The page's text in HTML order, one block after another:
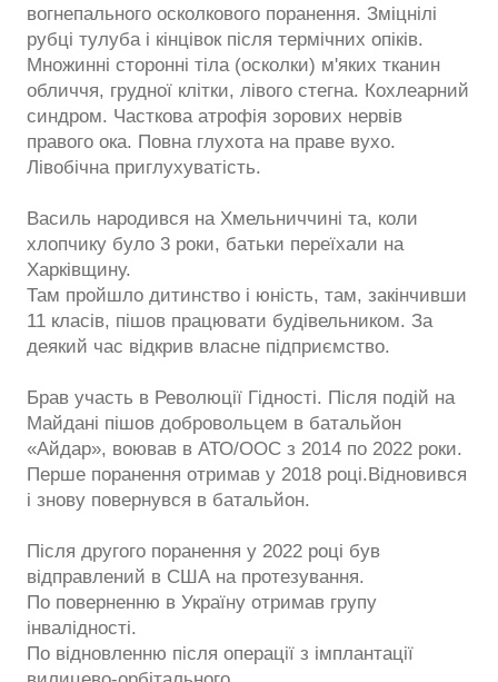
вогнепального осколкового поранення. Зміцнілі
рубці тулуба і кінцівок після термічних опіків.
Множинні сторонні тіла (осколки) м'яких тканин
обличчя, грудної клітки, лівого стегна. Кохлеарний
синдром. Часткова атрофія зорових нервів
правого ока. Повна глухота на праве вухо.
Лівобічна приглухуватість.
Василь народився на Хмельниччині та, коли
хлопчику було 3 роки, батьки переїхали на
Харківщину.
Там пройшло дитинство і юність, там, закінчивши
11 класів, пішов працювати будівельником. За
деякий час відкрив власне підприємство.
Брав участь в Революції Гідності. Після подій на
Майдані пішов добровольцем в батальйон
«Айдар», воював в АТО/ООС з 2014 по 2022 роки.
Перше поранення отримав у 2018 році.Відновився
і знову повернувся в батальйон.
Після другого поранення у 2022 році був
відправлений в США на протезування.
По поверненню в Україну отримав групу
інвалідності.
По відновленню після операції з імплантації